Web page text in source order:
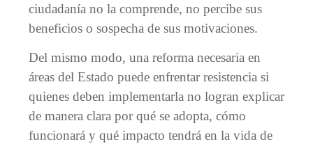
ciudadanía no la comprende, no percibe sus
beneficios o sospecha de sus motivaciones.
Del mismo modo, una reforma necesaria en
áreas del Estado puede enfrentar resistencia si
quienes deben implementarla no logran explicar
de manera clara por qué se adopta, cómo
funcionará y qué impacto tendrá en la vida de